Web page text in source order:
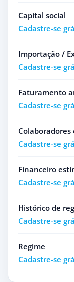
Capital social
Cadastre-se
Importação /
Cadastre-se
Faturamento
Cadastre-se
Colaboradores
Cadastre-se
Financeiro
Cadastre-se
Histórico de
Cadastre-se
Regime
Cadastre-se